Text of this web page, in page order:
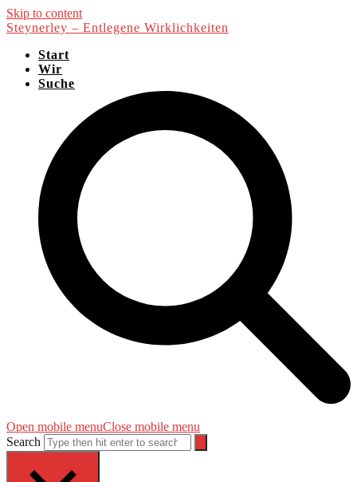
Skip to content
Steynerley – Entlegene Wirklichkeiten
Start
Wir
Suche
Open mobile menuClose mobile menu
Search